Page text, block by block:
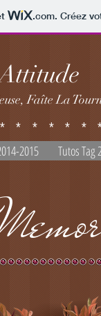
.com. Créez
Faîte La
2015 Tutos Tag